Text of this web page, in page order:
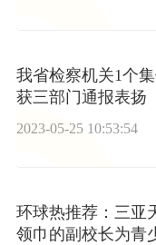
我省检察机关1个
获三部门通报表扬
2023-05-25 10:53:54
环球热推荐：三亚
领巾的副校长为青